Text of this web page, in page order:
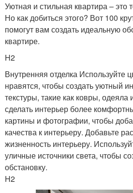
Уютная и стильная квартира – это
Но как добиться этого? Вот 100
помогут вам создать идеальную
квартире.
H2
Внутренняя отделка Используйте
нравятся, чтобы создать уютный
текстуры, такие как ковры,
сделать интерьер более
картины и фотографии, чтобы
качества к интерьеру. Добавьте
жизненность интерьеру.
уличные источники света, чтобы
обстановку.
H2